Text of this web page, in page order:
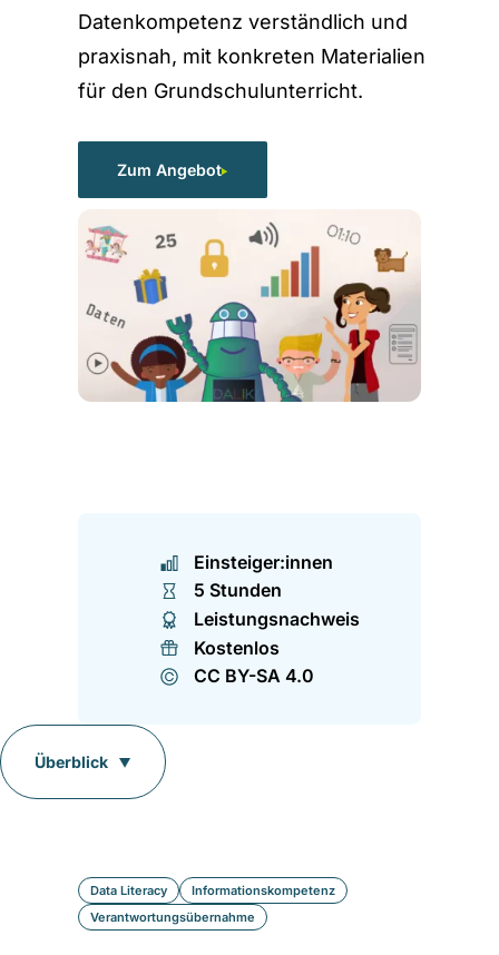
Datenkompetenz verständlich und
praxisnah, mit konkreten Materialien
für den Grundschulunterricht.
Zum Angebot
Einstei­ger:innen
5 Stunden
Leistungsnachweis
Kostenlos
CC BY-SA 4.0
Überblick
Data Literacy
Informationskompetenz
Verantwortungsübernahme